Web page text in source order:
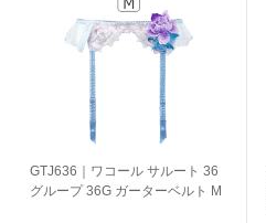
GTJ636｜ワコール サルート 36
グループ 36G ガーターベルト M